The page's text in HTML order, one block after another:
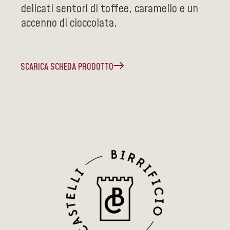
delicati sentori di toffee, caramello e un
accenno di cioccolata.
SCARICA SCHEDA PRODOTTO